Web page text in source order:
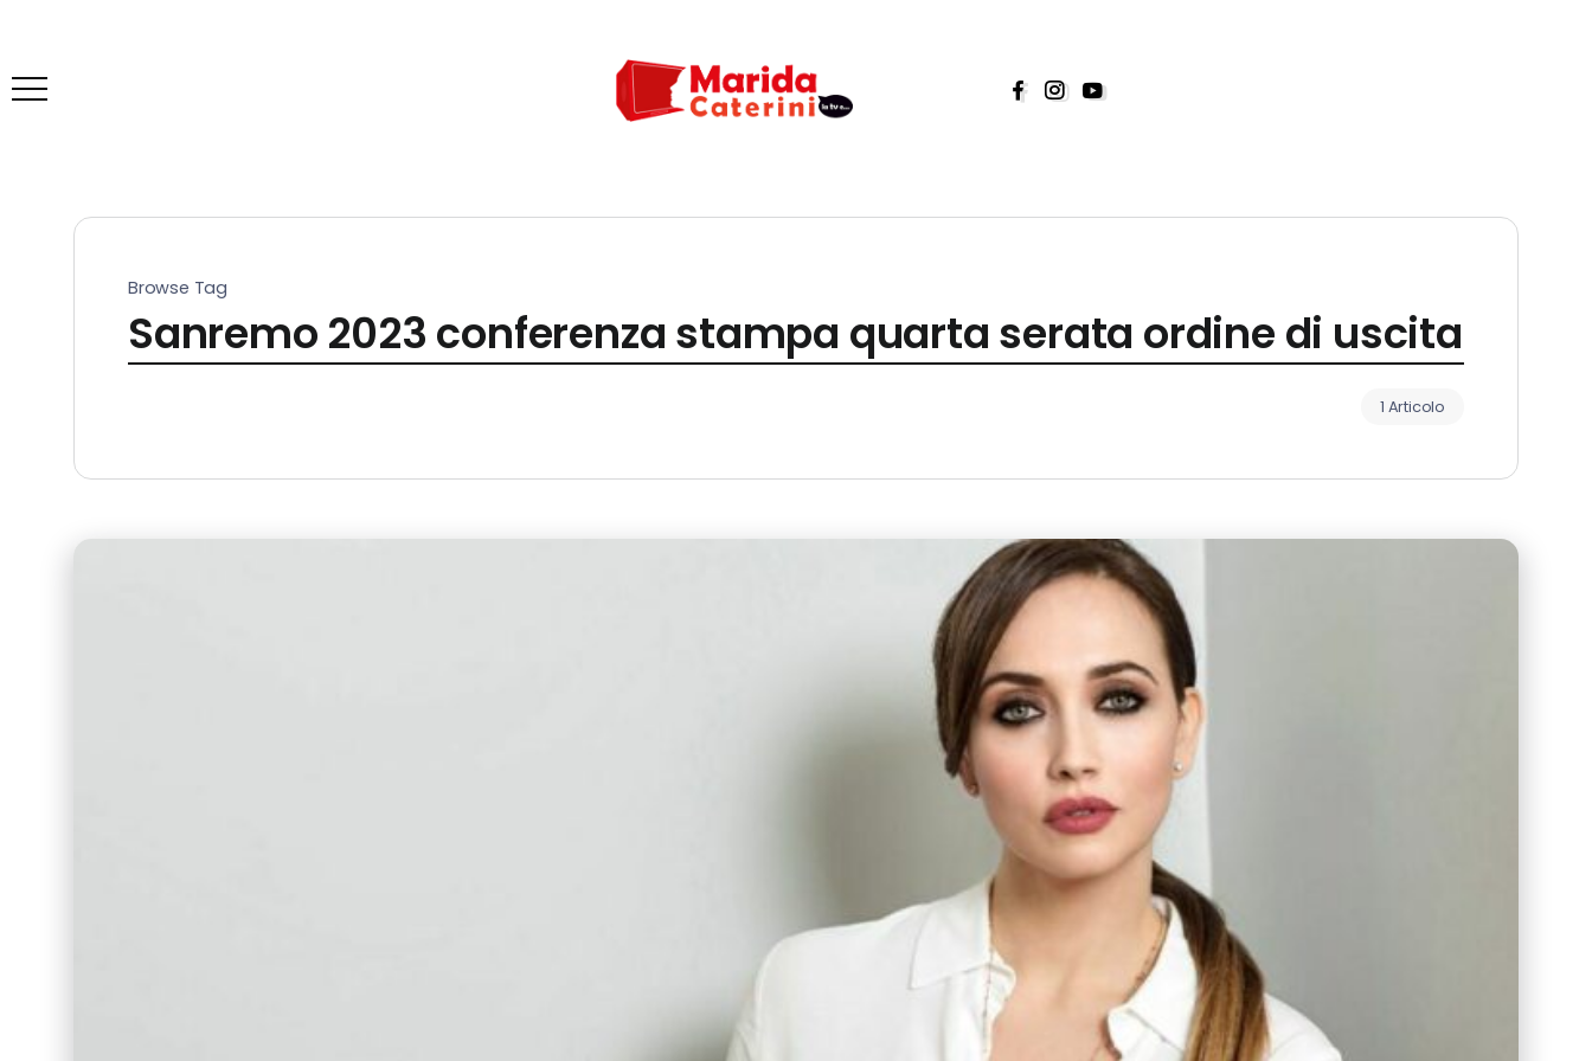
Browse Tag
Sanremo 2023 conferenza stampa quarta serata ordine di uscita
1 Articolo